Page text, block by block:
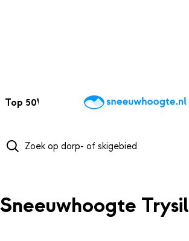
Top 50Webcams WintersportweerKaarten
Sneeuwhoogte Trysil